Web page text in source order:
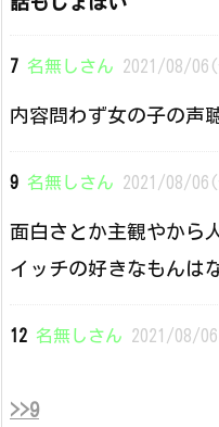
7 名無しさん 2021/08/
内容問わず女の子の声
9 名無しさん 2021/08/
面白さとか主観やから
イッチの好きなもんは
12 名無しさん 2021/08/
>>9